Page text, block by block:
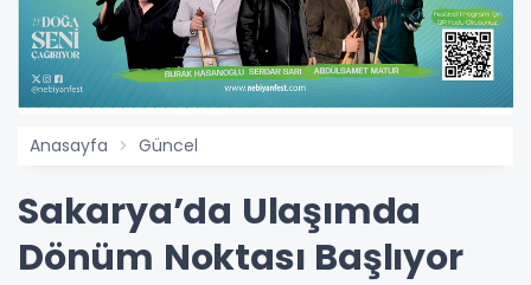
Anasayfa Güncel
Sakarya’da Ulaşımda
Dönüm Noktası Başlıyor